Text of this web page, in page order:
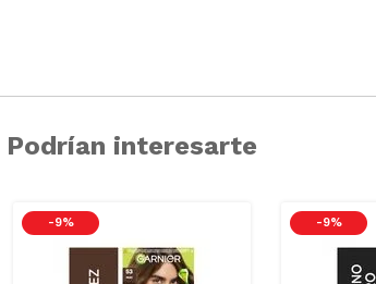
Podrían interesarte
-9 % -9 %